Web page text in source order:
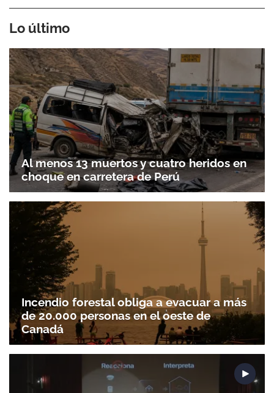
Lo último
Al menos 13 muertos y cuatro heridos en
choque en carretera de Perú
Incendio forestal obliga a evacuar a más
de 20.000 personas en el oeste de
Canadá